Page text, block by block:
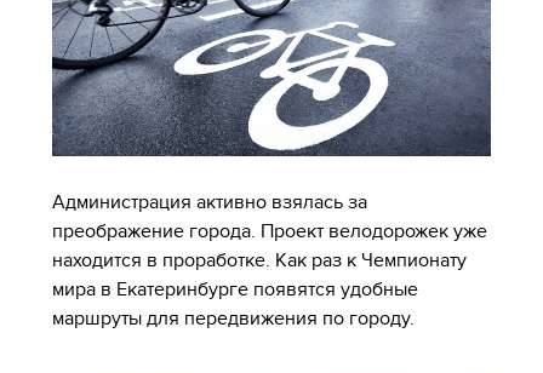
Администрация активно взялась за
преображение города. Проект велодорожек уже
находится в проработке. Как раз к Чемпионату
мира в Екатеринбурге появятся удобные
маршруты для передвижения по городу.